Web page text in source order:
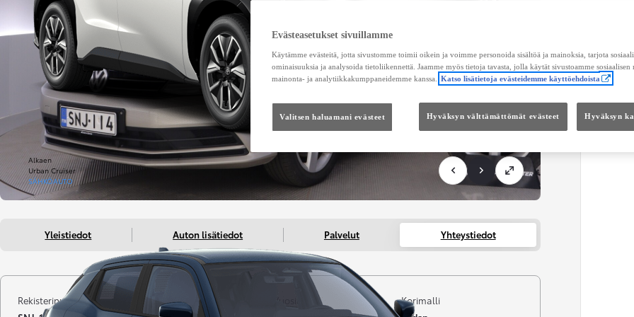
Alkaen
Urban Cruiser
SÄHKÖAUTO
Yleistiedot Auton lisätiedot Palvelut Yhteystiedot
Rekisterinumero
Kilometrit
Korimalli
Evästeasetukset sivuillamme
Käytämme evästeitä, jotta sivustomme toimii oikein ja voimme personoida sisältöä ja mainoksia, tarjota
ominaisuuksia ja analysoida tietoliikennettä. Jaamme myös tietoja tavasta, jolla käytät sivustoamme sosiaalisen
mainonta- ja analytiikkakumppaneidemme kanssa.
Katso lisätietoja evästeidemme käyttöehdoista
Valitsen haluamani evästeet Hyväksyn välttämättömät evästeet Hyväksyn